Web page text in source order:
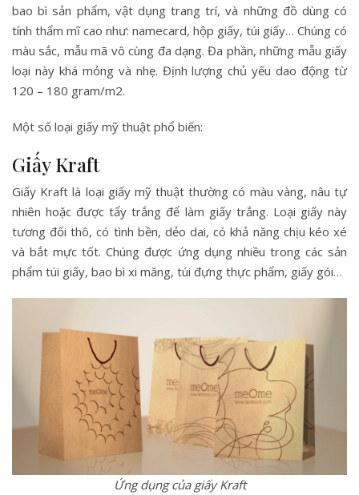
bao bì sản phẩm, vật dụng trang trí, và những đồ dùng có
tính thẩm mĩ cao như: namecard, hộp giấy, túi giấy… Chúng có
màu sắc, mẫu mã vô cùng đa dạng. Đa phần, những mẫu giấy
loại này khá mỏng và nhẹ. Định lượng chủ yếu dao động từ
120 – 180 gram/m2.
Một số loại giấy mỹ thuật phổ biến:
Giấy Kraft
Giấy Kraft là loại giấy mỹ thuật thường có màu vàng, nâu tự
nhiên hoặc được tẩy trắng để làm giấy trắng. Loại giấy này
tương đối thô, có tình bền, dẻo dai, có khả năng chịu kéo xé
và bắt mực tốt. Chúng được ứng dụng nhiều trong các sản
phẩm túi giấy, bao bì xi măng, túi đựng thực phẩm, giấy gói…
Ứng dụng của giấy Kraft